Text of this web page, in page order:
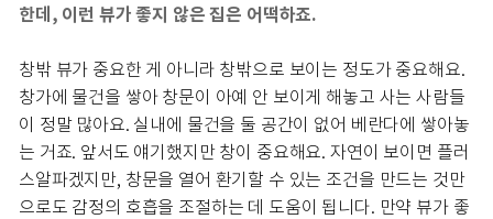
한데, 이런 뷰가 좋지 않은 집은 어떡하죠.
창밖 뷰가 중요한 게 아니라 창밖으로 보이는 정도가 중요해요.
창가에 물건을 쌓아 창문이 아예 안 보이게 해놓고 사는 사람들
이 정말 많아요. 실내에 물건을 둘 공간이 없어 베란다에 쌓아놓
는 거죠. 앞서도 얘기했지만 창이 중요해요. 자연이 보이면 플러
스알파겠지만, 창문을 열어 환기할 수 있는 조건을 만드는 것만
으로도 감정의 호흡을 조절하는 데 도움이 됩니다. 만약 뷰가 좋